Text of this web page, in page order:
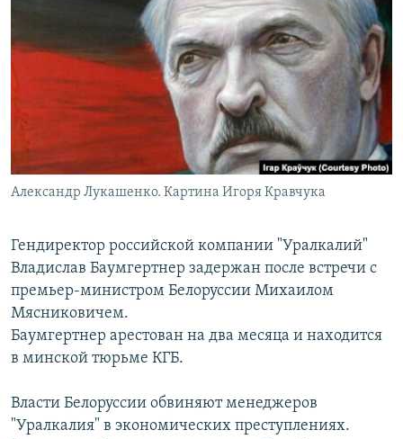
РАСПИСАНИЕ ВЕЩАНИЯ
ПОДПИШИТЕСЬ НА РАССЫЛКУ
СОЦИАЛЬНЫЕ СЕТИ
Все сайты РСЕ/РС
Александр Лукашенко. Картина Игоря Кравчука
Гендиректор российской компании "Уралкалий"
Владислав Баумгертнер задержан после встречи с
премьер-министром Белоруссии Михаилом
Мясниковичем.
Баумгертнер арестован на два месяца и находится
в минской тюрьме КГБ.
Власти Белоруссии обвиняют менеджеров
"Уралкалия" в экономических преступлениях.